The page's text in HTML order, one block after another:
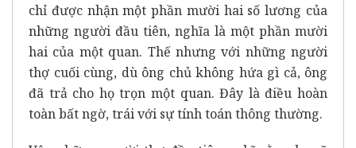
chỉ được nhận một phần mười hai số lương của
những người đầu tiên, nghĩa là một phần mười
hai của một quan. Thế nhưng với những người
thợ cuối cùng, dù ông chủ không hứa gì cả, ông
đã trả cho họ trọn một quan. Đây là điều hoàn
toàn bất ngờ, trái với sự tính toán thông thường.